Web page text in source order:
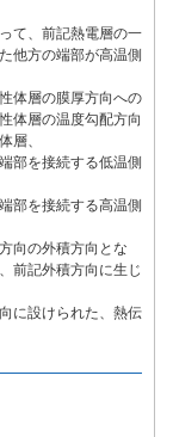
て、前記熱電層の一
他方の端部が高温側
体層の膜厚方向への
体層の温度勾配方向
層、
部を接続する低温側
部を接続する高温側
向の外積方向とな
前記外積方向に生じ
に設けられた、熱伝